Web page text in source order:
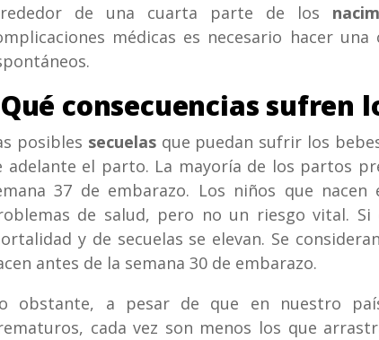
de una cuarta parte de los
médicas es necesario hacer
consecuencias sufren
posibles secuelasque puedan sufrir los
adelante el parto. La mayoría de los partos
37 de embarazo. Los niños que
de salud, pero no un riesgo vital.
y de secuelas se elevan. Se consideran
antes de la semana 30 de embarazo.
obstante, a pesar de que en nuestro
cada vez son menos los que